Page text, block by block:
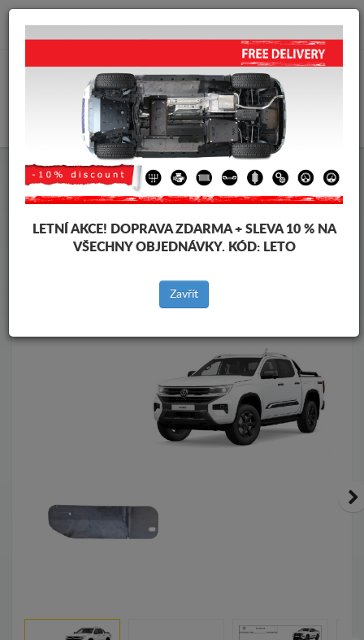
info@krytpodmotor.com
Kryt pod motor Volkswagen
Kryt pod motor Volkswagen Amarok
Značky
Značky vozidel
Zpět na produkty
LETNÍ AKCE! DOPRAVA ZDARMA + SLEVA 10 % NA
VŠECHNY OBJEDNÁVKY. KÓD: LETO
Zavřít